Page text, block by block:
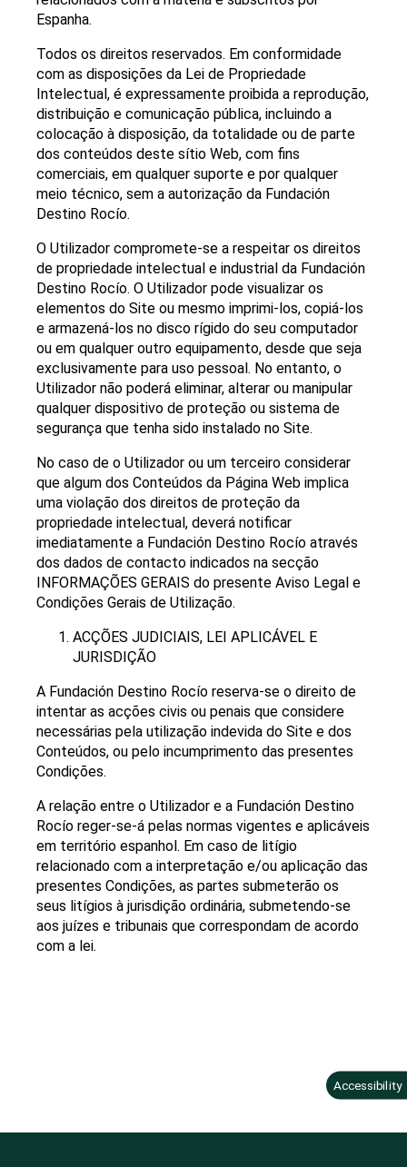
Accessibility
Espanha.
Todos os direitos reservados. Em conformidade
com as disposições da Lei de Propriedade
Intelectual, é expressamente proibida a reprodução,
distribuição e comunicação pública, incluindo a
colocação à disposição, da totalidade ou de parte
dos conteúdos deste sítio Web, com fins
comerciais, em qualquer suporte e por qualquer
meio técnico, sem a autorização da Fundación
Destino Rocío.
O Utilizador compromete-se a respeitar os direitos
de propriedade intelectual e industrial da Fundación
Destino Rocío. O Utilizador pode visualizar os
elementos do Site ou mesmo imprimi-los, copiá-los
e armazená-los no disco rígido do seu computador
ou em qualquer outro equipamento, desde que seja
exclusivamente para uso pessoal. No entanto, o
Utilizador não poderá eliminar, alterar ou manipular
qualquer dispositivo de proteção ou sistema de
segurança que tenha sido instalado no Site.
No caso de o Utilizador ou um terceiro considerar
que algum dos Conteúdos da Página Web implica
uma violação dos direitos de proteção da
propriedade intelectual, deverá notificar
imediatamente a Fundación Destino Rocío através
dos dados de contacto indicados na secção
INFORMAÇÕES GERAIS do presente Aviso Legal e
Condições Gerais de Utilização.
ACÇÕES JUDICIAIS, LEI APLICÁVEL E
JURISDIÇÃO
A Fundación Destino Rocío reserva-se o direito de
intentar as acções civis ou penais que considere
necessárias pela utilização indevida do Site e dos
Conteúdos, ou pelo incumprimento das presentes
Condições.
A relação entre o Utilizador e a Fundación Destino
Rocío reger-se-á pelas normas vigentes e aplicáveis
em território espanhol. Em caso de litígio
relacionado com a interpretação e/ou aplicação das
presentes Condições, as partes submeterão os
seus litígios à jurisdição ordinária, submetendo-se
aos juízes e tribunais que correspondam de acordo
com a lei.